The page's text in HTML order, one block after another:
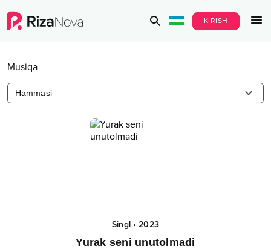
KIRISH
Musiqa
Hammasi
Singl•2023
Yurak seni unutolmadi